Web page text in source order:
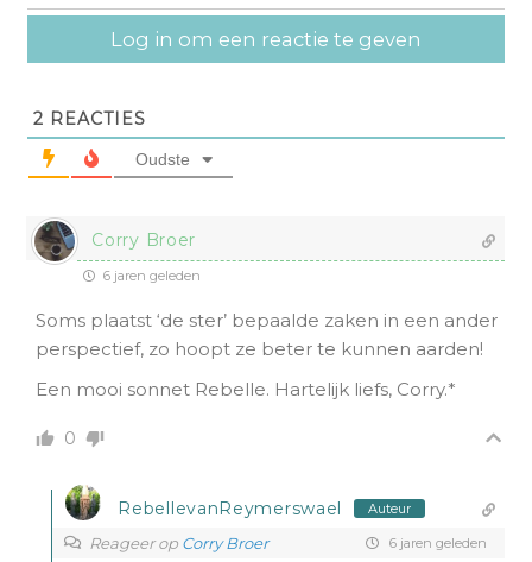
Log in om een reactie te geven
2 REACTIES
Oudste
Corry Broer
6 jaren geleden
Soms plaatst ‘de ster’ bepaalde zaken in een ander
perspectief, zo hoopt ze beter te kunnen aarden!
Een mooi sonnet Rebelle. Hartelijk liefs, Corry.*
0
RebellevanReymerswael Auteur
Reageer op Corry Broer 6 jaren geleden